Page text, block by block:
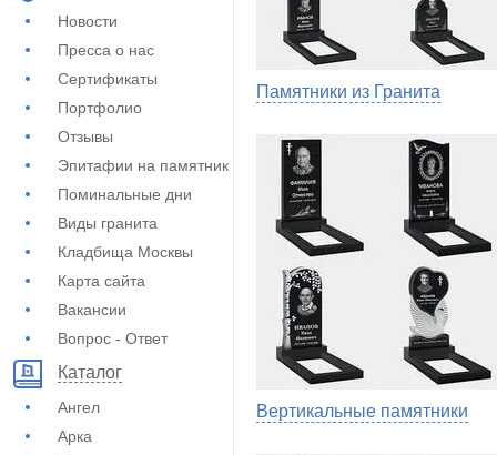
Новости
Пресса о нас
Сертификаты
Портфолио
Отзывы
Эпитафии на памятник
Поминальные дни
Виды гранита
Кладбища Москвы
Карта сайта
Вакансии
Вопрос - Ответ
Каталог
Ангел
Арка
Памятники из Гранита
Вертикальные памятники